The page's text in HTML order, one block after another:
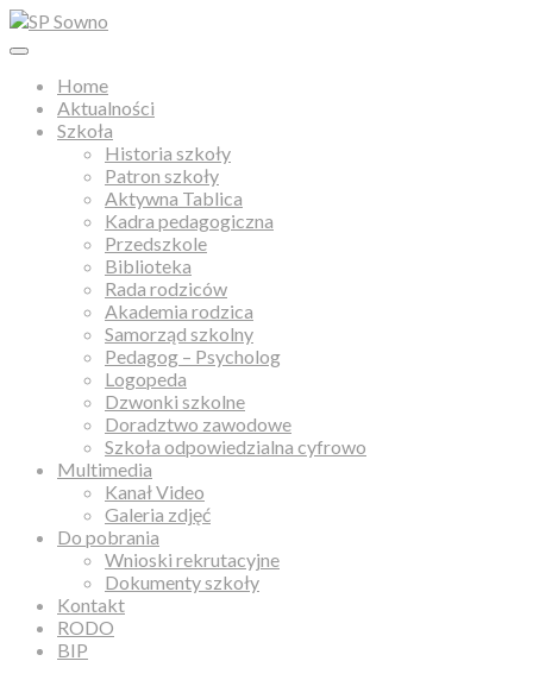
Home
Aktualności
Szkoła
Historia szkoły
Patron szkoły
Aktywna Tablica
Kadra pedagogiczna
Przedszkole
Biblioteka
Rada rodziców
Akademia rodzica
Samorząd szkolny
Pedagog – Psycholog
Logopeda
Dzwonki szkolne
Doradztwo zawodowe
Szkoła odpowiedzialna cyfrowo
Multimedia
Kanał Video
Galeria zdjęć
Do pobrania
Wnioski rekrutacyjne
Dokumenty szkoły
Kontakt
RODO
BIP